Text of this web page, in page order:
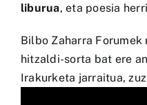
liburua, eta poesia
Bilbo Zaharra
hitzaldi-sorta bat ere
Irakurketa jarraitua,